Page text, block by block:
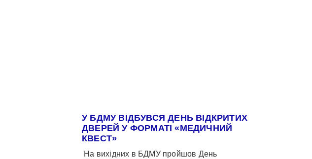
У БДМУ ВІДБУВСЯ ДЕНЬ ВІДКРИТИХ
ДВЕРЕЙ У ФОРМАТІ «МЕДИЧНИЙ
КВЕСТ»
На вихідних в БДМУ пройшов День